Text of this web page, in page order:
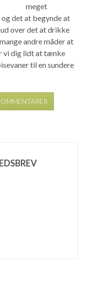
meget
det at begynde at
over det at drikke
andre måder at
vi dig lidt at tænke
til en sundere